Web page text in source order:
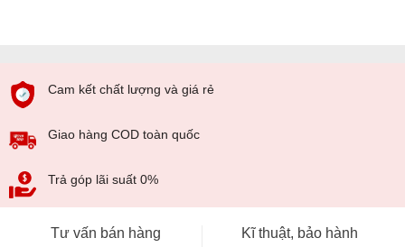
Cam kết chất lượng và giá rẻ
Giao hàng COD toàn quốc
Trả góp lãi suất 0%
Tư vấn bán hàng
Kĩ thuật, bảo hành